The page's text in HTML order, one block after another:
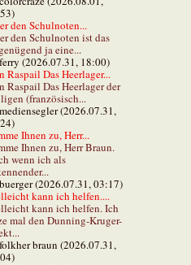
den Schulnoten...
den Schulnoten ist das
ja eine...
(2026.07.31, 18:00)
Raspail Das Heerlager...
Raspail Das Heerlager der
(französisch...
(2026.07.31,
Ihnen zu, Herr...
Ihnen zu, Herr Braun.
wenn ich als
(2026.07.31, 03:17)
kann ich helfen....
kann ich helfen. Ich
mal den Dunning-Kruger-
braun (2026.07.31,